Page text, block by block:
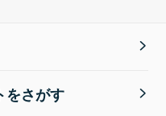
をさがす